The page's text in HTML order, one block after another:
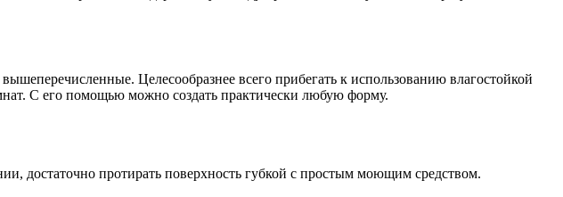
Целесообразнее всего прибегать к использованию влагостойкой
С его помощью можно создать практически любую форму.
достаточно протирать поверхность губкой с простым моющим средством.